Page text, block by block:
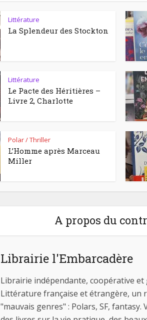
Littérature
La Splendeur des Stockton
Littérature
Le Pacte des Héritières –
Livre 2, Charlotte
Polar / Thriller
L’Homme après Marceau
Miller
A propos du
Librairie l'Embarcadère
Librairie indépendante, coopérative et
Littérature française et étrangère, un
"mauvais genres" : Polars, SF,